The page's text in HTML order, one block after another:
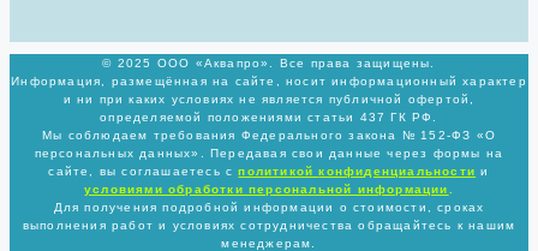
© 2025 ООО «Аквапро». Все права защищены.
Информация, размещённая на сайте, носит информационный характер
и ни при каких условиях не является публичной офертой,
определяемой положениями статьи 437 ГК РФ.
Мы соблюдаем требования Федерального закона № 152-ФЗ «О
персональных данных». Передавая свои данные через формы на
сайте, вы соглашаетесь сполитикойконфиденциальности и
условиями обработки персональной информации
Для получения подробной информации о стоимости, сроках
выполнения работ и условиях сотрудничества обращайтесь к нашим
менеджерам.